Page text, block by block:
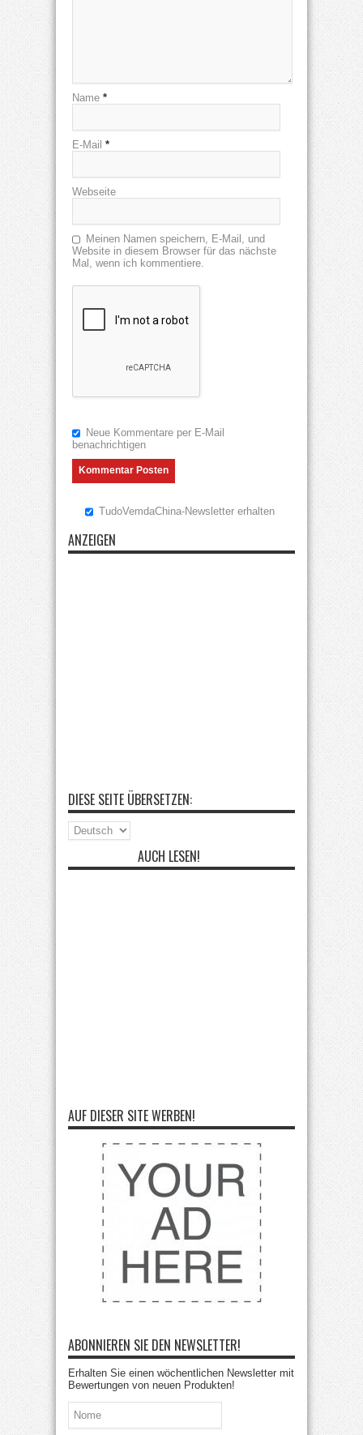
Name *
E-Mail *
Webseite
Meinen Namen speichern, E-Mail, und
Website in diesem Browser für das nächste
Mal, wenn ich kommentiere.
Neue Kommentare per E-Mail
benachrichtigen
TudoVemdaChina-Newsletter erhalten
ANZEIGEN
DIESE SEITE ÜBERSETZEN:
AUCH LESEN!
AUF DIESER SITE WERBEN!
ABONNIEREN SIE DEN NEWSLETTER!
Erhalten Sie einen wöchentlichen Newsletter mit
Bewertungen von neuen Produkten!